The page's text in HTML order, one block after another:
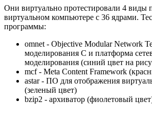
Они виртуально протестировали 4 виды
виртуальном компьютере с 36 ядрами.
программы:
omnet - Objective Modular Network
моделирования C и платформа
моделирования (синий цвет на
mcf - Meta Content Framework
astar - ПО для отображения
(зеленый цвет)
bzip2 - архиватор (фиолетовый